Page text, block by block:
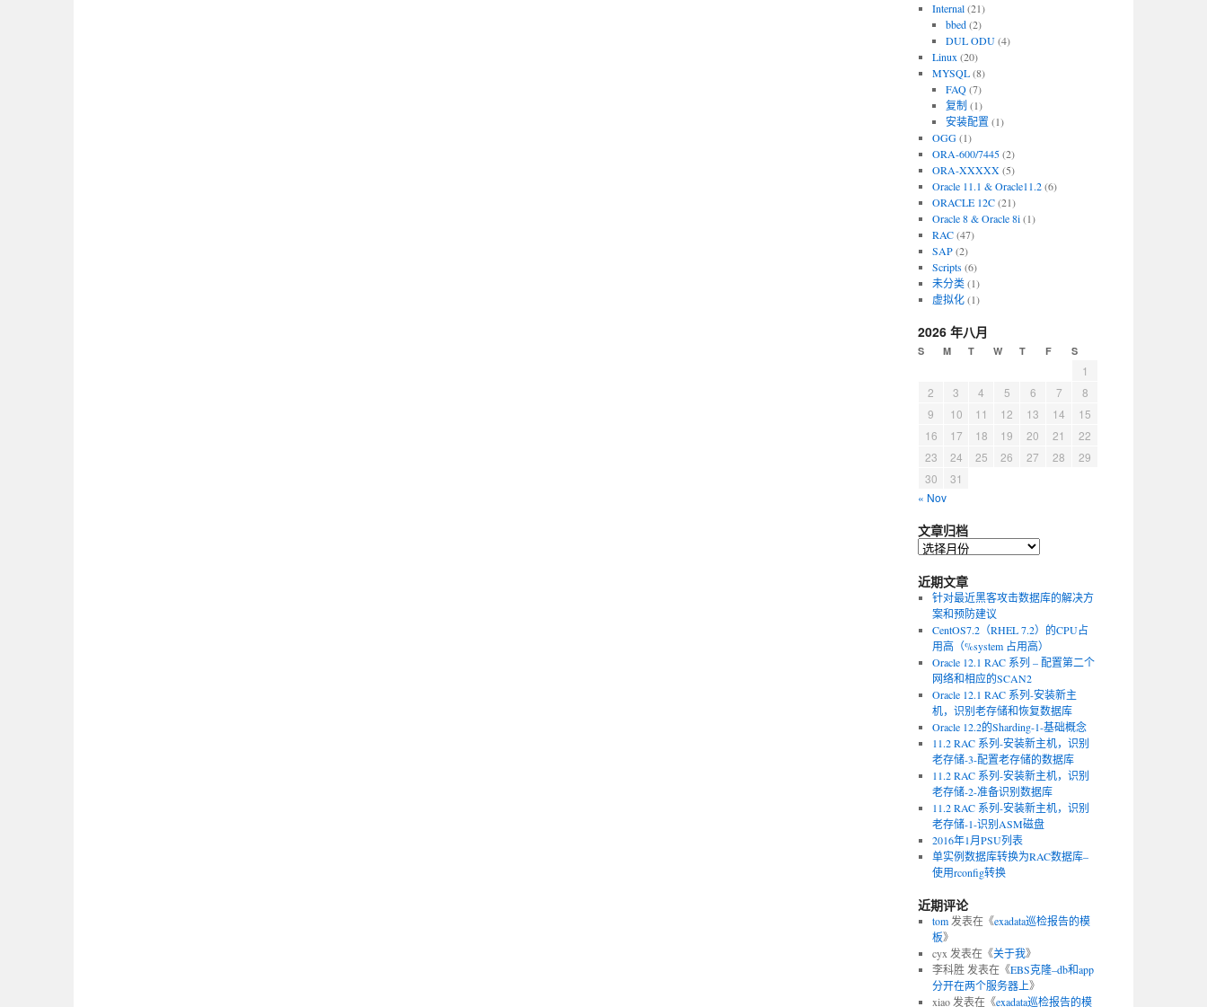
Internal(21)
bbed(2)
DUL ODU(4)
Linux (20)
MYSQL(8)
FAQ(7)
复制 (1)
安装配置 (1)
OGG(1)
ORA-600/7445(2)
ORA-XXXXX(5)
Oracle 11.1 & Oracle11.2(6)
ORACLE 12C(21)
Oracle 8 & Oracle 8i(1)
RAC(47)
SAP(2)
Scripts(6)
未分类(1)
虚拟化(1)
2026 年八月
S M T W T F S
« Nov
1
2
3 4 5 6 7
8
9
10 11 12 13 14
15
16
17 18 19 20 21
22
23
24 25 26 27 28
29
30
31
文章归档
近期文章
针对最近黑客攻击数据库的解决方
案和预防建议
CentOS7.2（RHEL 7.2）的CPU占
用高（%system 占用高）
Oracle 12.1 RAC 系列 – 配置第二个
网络和相应的SCAN2
Oracle 12.1 RAC 系列-安装新主
机，识别老存储和恢复数据库
Oracle 12.2的Sharding-1-基础概念
11.2 RAC 系列-安装新主机，识别
老存储-3-配置老存储的数据库
11.2 RAC 系列-安装新主机，识别
老存储-2-准备识别数据库
11.2 RAC 系列-安装新主机，识别
老存储-1-识别ASM磁盘
2016年1月PSU列表
单实例数据库转换为RAC数据库–
使用rconfig转换
近期评论
tom发表在《exadata巡检报告的模
板》
cyx 发表在《关于我》
李科胜发表在《EBS克隆–db和app
分开在两个服务器上》
xiao发表在《exadata巡检报告的模